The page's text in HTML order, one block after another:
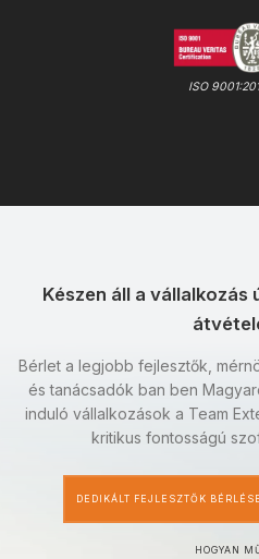
ISO
Készen áll a vállalkozás
Bérlet a legjobb fejlesztők,
és tanácsadók ban ben
induló vállalkozások a Team
kritikus fontosságú
DEDIKÁLT FEJLESZTŐK
HOGYAN